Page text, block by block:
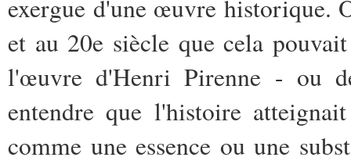
exergue d'une œuvre historique.
et au 20e siècle que cela
l'œuvre d'Henri Pirenne - ou
entendre que l'histoire
comme une essence ou une